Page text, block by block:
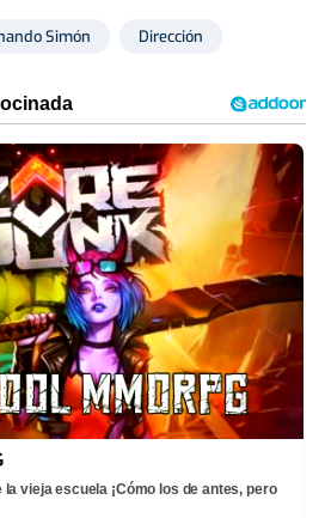
Simón Dirección
vieja escuela ¡Cómo los de antes, pero